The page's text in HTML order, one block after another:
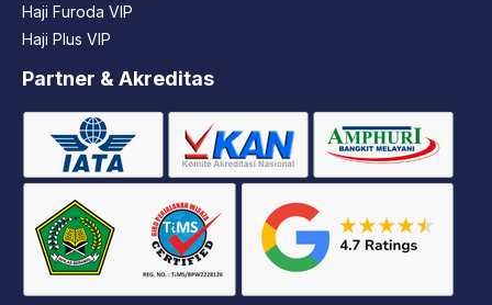
Haji Furoda VIP
Haji Plus VIP
Partner & Akreditas